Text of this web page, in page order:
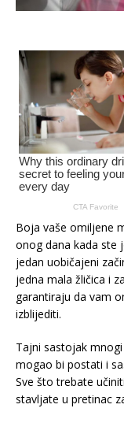
Boja vaše omiljene
onog dana kada ste
jedan uobičajeni
jedna mala žličica i
garantiraju da vam
izblijediti.
Tajni sastojak
mogao bi postati i
Sve što trebate
stavljate u pretinac